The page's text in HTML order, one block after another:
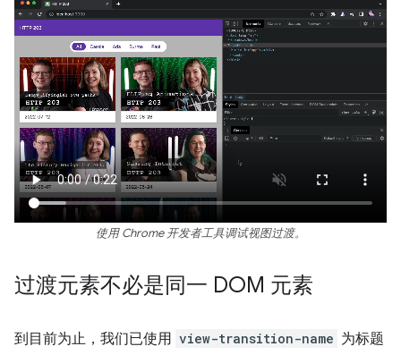
使用 Chrome 开发者工具调试视图过渡。
过渡元素不必是同一 DOM 元素
到目前为止，我们已使用 view-transition-name 为标题